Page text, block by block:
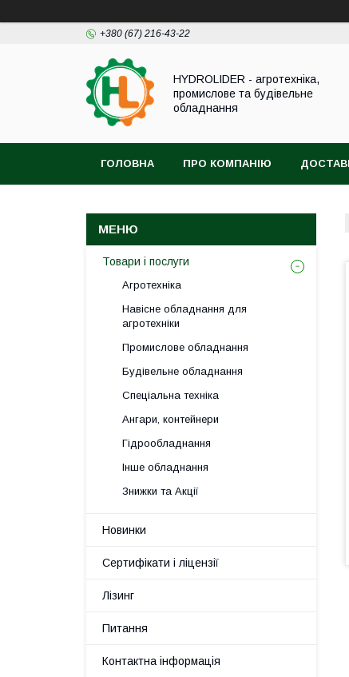
+380 (67) 216-43-22
HYDROLIDER - агротехніка,
промислове та будівельне
обладнання
ГОЛОВНА ПРО КОМПАНІЮ
Товари і послуги
Агротехніка
Навісне обладнання для
агротехніки
Промислове обладнання
Будівельне обладнання
Спеціальна техніка
Ангари, контейнери
Гідрообладнання
Інше обладнання
Знижки та Акції
Новинки
Сертифікати і ліцензії
Лізинг
Питання
Контактна інформація